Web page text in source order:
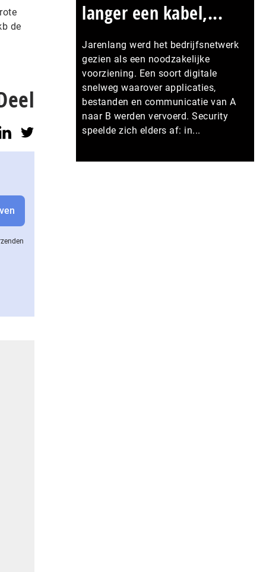
de
langer een kabel,...
Jarenlang werd het bedrijfsnetwerk
gezien als een noodzakelijke
voorziening. Een soort digitale
snelweg waarover applicaties,
bestanden en communicatie van A
naar B werden vervoerd. Security
speelde zich elders af: in...